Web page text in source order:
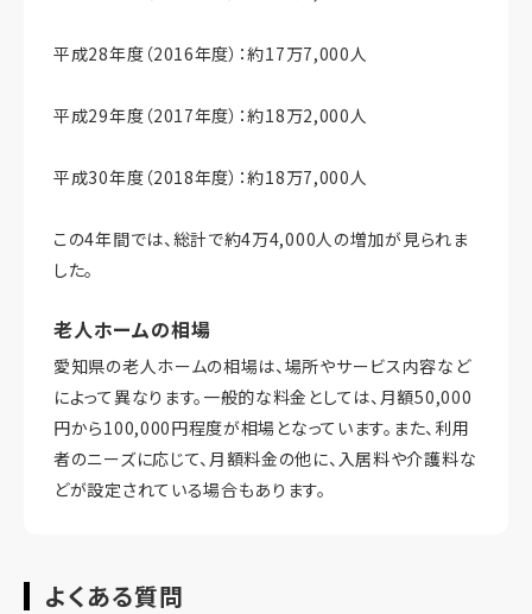
平成28年度（2016年度）：約17万7,000人
平成29年度（2017年度）：約18万2,000人
平成30年度（2018年度）：約18万7,000人
この4年間では、総計で約4万4,000人の増加が見られま
した。
老人ホームの相場
愛知県の老人ホームの相場は、場所やサービス内容など
によって異なります。一般的な料金としては、月額50,000
円から100,000円程度が相場となっています。また、利用
者のニーズに応じて、月額料金の他に、入居料や介護料な
どが設定されている場合もあります。
よくある質問